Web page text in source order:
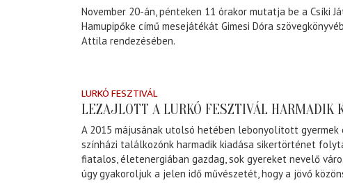
November 20-án, pénteken 11 órakor mutatja be a Csíki
Hamupipőke című mesejátékát Gimesi Dóra
Attila rendezésében.
LURKÓ FESZTIVÁL
LEZAJLOTT A LURKÓ FESZTIVÁL HARMADIK
A 2015 májusának utolsó hetében lebonyolított gyermek
színházi találkozónk harmadik kiadása sikertörténet
fiatalos, életenergiában gazdag, sok gyereket nevelő
úgy gyakoroljuk a jelen idő művészetét, hogy a jövő